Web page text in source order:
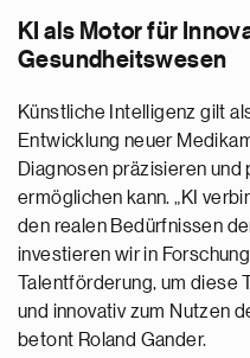
KI als Motor für
Gesundheitswesen
Künstliche Intelligenz gilt
Entwicklung neuer
Diagnosen präzisieren
ermöglichen kann. „KI
den realen Bedürfnissen
investieren wir in
Talentförderung, um diese
und innovativ zum Nutzen
betont Roland Gander.